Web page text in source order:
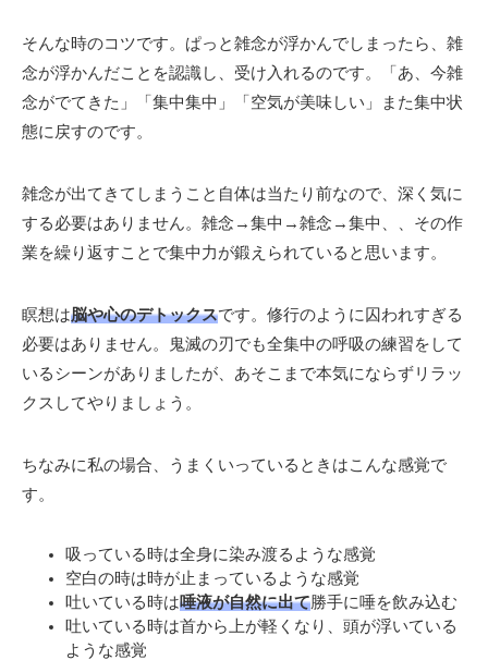
そんな時のコツです。ぱっと雑念が浮かんでしまったら、雑
念が浮かんだことを認識し、受け入れるのです。「あ、今雑
念がでてきた」「集中集中」「空気が美味しい」また集中状
態に戻すのです。
雑念が出てきてしまうこと自体は当たり前なので、深く気に
する必要はありません。雑念→集中→雑念→集中、、その作
業を繰り返すことで集中力が鍛えられていると思います。
瞑想は脳や心のデトックスです。修行のように囚われすぎる
必要はありません。鬼滅の刃でも全集中の呼吸の練習をして
いるシーンがありましたが、あそこまで本気にならずリラッ
クスしてやりましょう。
ちなみに私の場合、うまくいっているときはこんな感覚で
す。
吸っている時は全身に染み渡るような感覚
空白の時は時が止まっているような感覚
吐いている時は唾液が自然に出て勝手に唾を飲み込む
吐いている時は首から上が軽くなり、頭が浮いている
ような感覚